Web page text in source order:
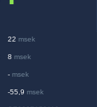
22 msek
8 msek
- msek
-55,9 msek